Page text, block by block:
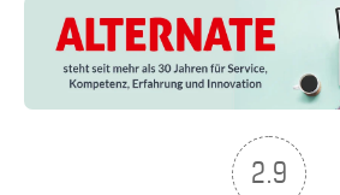
2.9